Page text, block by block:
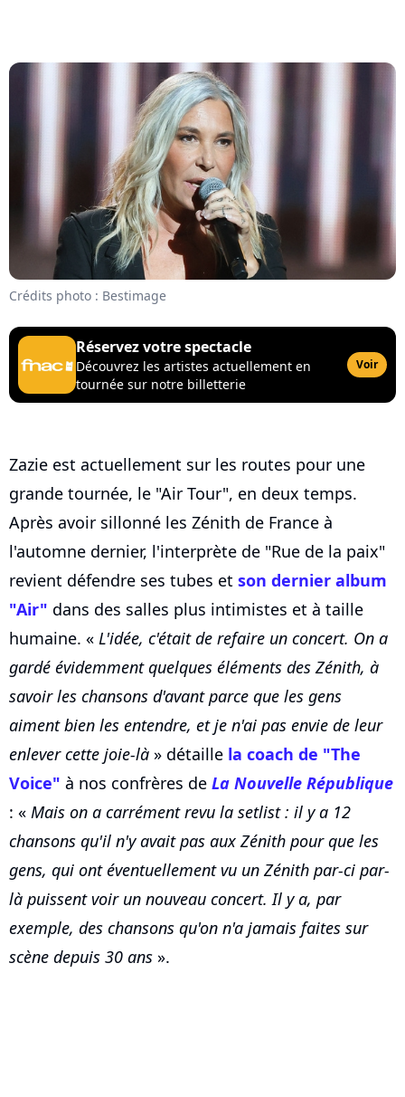
Crédits photo : Bestimage
Réservez votre spectacle
Découvrez les artistes actuellement en
tournée sur notre billetterie
Voir
Zazie est actuellement sur les routes pour une
grande tournée, le "Air Tour", en deux temps.
Après avoir sillonné les Zénith de France à
l'automne dernier, l'interprète de "Rue de la paix"
revient défendre ses tubes et son dernier album
"Air" dans des salles plus intimistes et à taille
humaine. « L'idée, c'était de refaire un concert. On a
gardé évidemment quelques éléments des Zénith, à
savoir les chansons d'avant parce que les gens
aiment bien les entendre, et je n'ai pas envie de leur
enlever cette joie-là » détaille la coach de "The
Voice" à nos confrères de La Nouvelle République
: « Mais on a carrément revu la setlist : il y a 12
chansons qu'il n'y avait pas aux Zénith pour que les
gens, qui ont éventuellement vu un Zénith par-ci par-
là puissent voir un nouveau concert. Il y a, par
exemple, des chansons qu'on n'a jamais faites sur
scène depuis 30 ans ».